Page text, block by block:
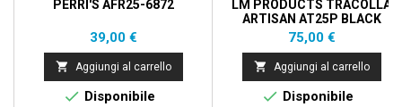
PERRI'S AFR25-6872
Prezzo
39,00 €
 Aggiungi al carrello
 Disponibile
LM PRODUCTS TRACOLLA
ARTISAN AT25P BLACK
Prezzo
75,00 €
 Aggiungi al carrello
 Disponibile